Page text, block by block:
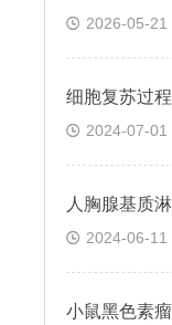
2026-05-21
细胞复苏过程
2024-07-01
2024-06-11